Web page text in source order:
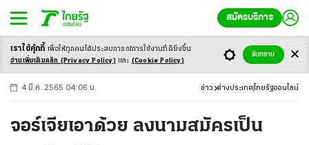
สมัครบริการ
-ก ก ก+
4 มี.ค. 2565 04:06 น. ข่าว ต่างประเทศ ไทยรัฐออนไลน์
จอร์เจียเอาด้วย ลงนามสมัครเป็น
เราใช้คุ้กกี้ เพื่อให้ทุกคนได้ประสบการณ์การใช้งานที่ดียิ่งขึ้น
อ่านเพิ่มเติมคลิก (Privacy Policy) และ (Cookie Policy)
รับทราบ